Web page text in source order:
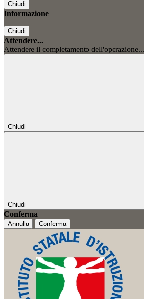
Chiudi
Informazione
Chiudi
Attendere...
Attendere il completamento dell'operazione...
Chiudi
Chiudi
Conferma
Annulla Conferma